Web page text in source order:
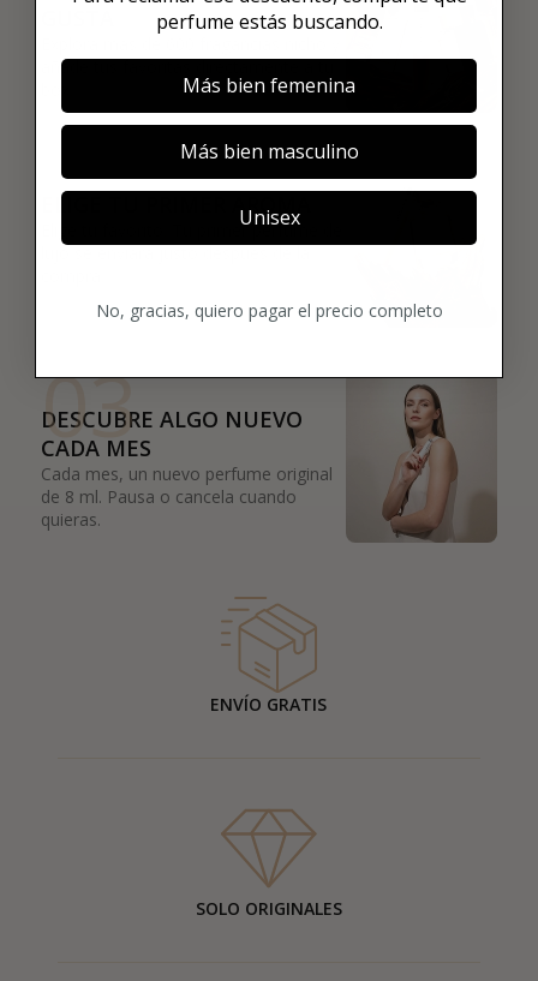
añade tus favoritas directamente a tu
02
ELIGE TU PRIMER AROMA
Elige tu favorito. Tu primer perfume de
lujo se enviará justo después de la
03
DESCUBRE ALGO NUEVO
CADA MES
Cada mes, un nuevo perfume original
de 8 ml. Pausa o cancela cuando
quieras.
ENVÍO GRATIS
SOLO ORIGINALES
perfume estás buscando.
Más bien femenina
Más bien masculino
Unisex
No, gracias, quiero pagar el precio completo